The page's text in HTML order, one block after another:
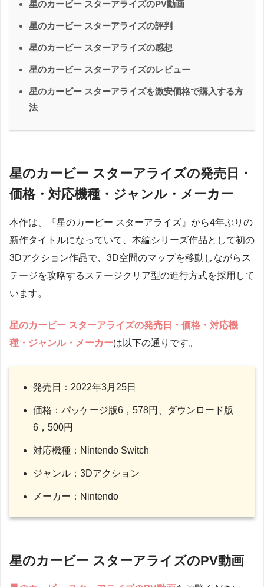
星のカービー スターアライズのPV動画
星のカービー スターアライズの評判
星のカービー スターアライズの感想
星のカービー スターアライズのレビュー
星のカービー スターアライズを激安価格で購入する方
法
星のカービー スターアライズの発売日・
価格・対応機種・ジャンル・メーカー
本作は、『星のカービー スターアライズ』から4年ぶりの
新作タイトルになっていて、本編シリーズ作品として初の
3Dアクション作品で、3D空間のマップを移動しながらス
テージを攻略するステージクリア型の進行方式を採用して
います。
星のカービー スターアライズの発売日・価格・対応機
種・ジャンル・メーカーは以下の通りです。
発売日：2022年3月25日
価格：パッケージ版6，578円、ダウンロード版
6，500円
対応機種：Nintendo Switch
ジャンル：3Dアクション
メーカー：Nintendo
星のカービー スターアライズのPV動画